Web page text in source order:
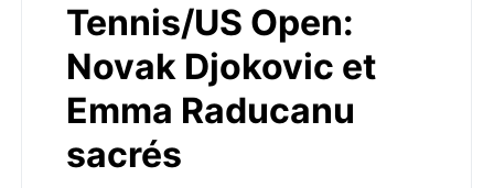
Tennis/US Open:
Novak Djokovic et
Emma Raducanu
sacrés